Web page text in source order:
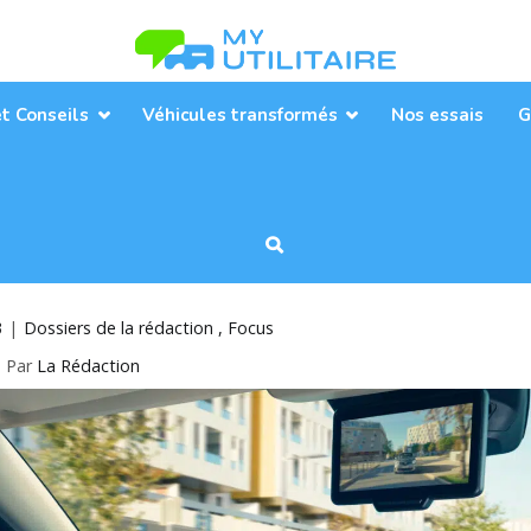
MyUtilitaire
Conseils Véhicules transformés Nos essais
Dossiers de la rédaction
Focus
Par La Rédaction